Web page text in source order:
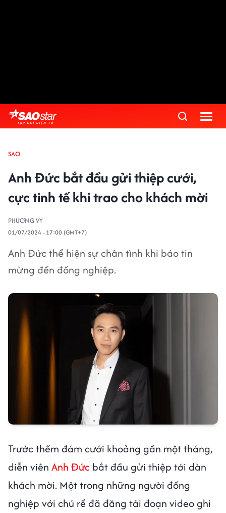
SAO
Anh Đức bắt đầu gửi thiệp cưới,
cực tinh tế khi trao cho khách mời
PHƯƠNG VY
01/07/2024 - 17:00 (GMT+7)
Anh Đức thể hiện sự chân tình khi báo tin
mừng đến đồng nghiệp.
Trước thềm đám cưới khoảng gần một tháng,
diễn viên Anh Đức bắt đầu gửi thiệp tới dàn
khách mời. Một trong những người đồng
nghiệp với chú rể đã đăng tải đoạn video ghi